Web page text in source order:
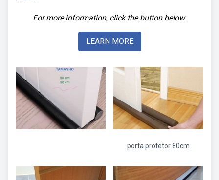
For more information, click the button below.
LEARN MORE
porta protetor 80cm